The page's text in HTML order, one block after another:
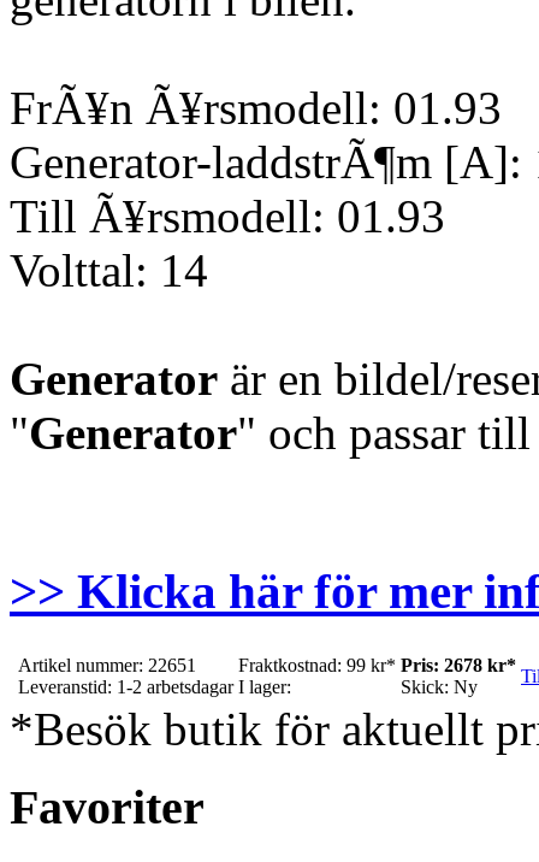
FrÃ¥n Ã¥rsmodell: 01.93
Generator-laddstrÃ¶m [A]:
Till Ã¥rsmodell: 01.93
Volttal: 14
Generator är en bildel/
"Generator" och passar
>> Klicka här för mer
Artikel nummer: 22651
Leveranstid: 1-2 arbetsdagar
Fraktkostnad: 99 kr*
I lager:
Pris: 2678 kr*
Skick: Ny
*Besök butik för aktuellt
Favoriter